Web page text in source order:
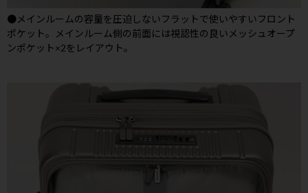
●メインルームの容量を圧迫しないフラットで使いやすいフロント
ポケット。メインルーム側の前面には視認性の良いメッシュオープ
ンポケット×2をレイアウト。